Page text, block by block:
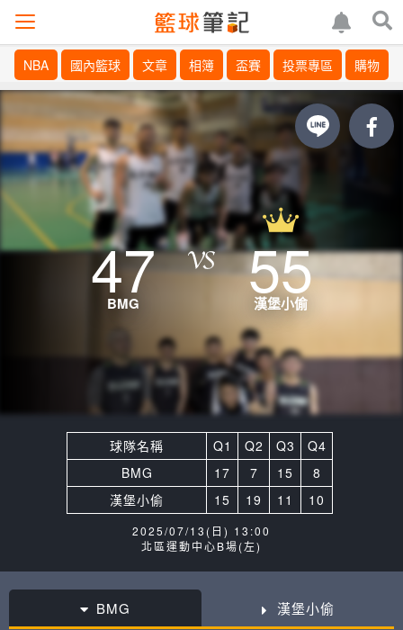
NBA 國內籃球 文章 相簿 盃賽 投票專區 購物
47
BMG 55
漢堡小偷
球隊名稱 Q1 Q2 Q3
Q4
BMG
17 7 15
8
漢堡小偷
15 19 11 10
2025/07/13(日) 13:00
北區運動中心B場(左)
BMG 漢堡小偷